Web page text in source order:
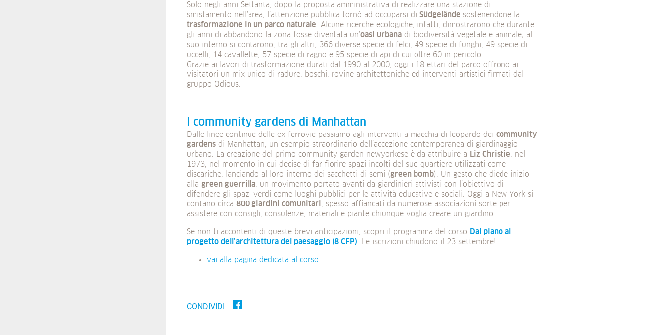
Solo negli anni Settanta, dopo la proposta amministrativa di realizzare una stazione di
smistamento nell’area, l’attenzione pubblica tornò ad occuparsi di Südgelände sostenendone la
trasformazione in un parco naturale. Alcune ricerche ecologiche, infatti, dimostrarono che durante
gli anni di abbandono la zona fosse diventata un’oasi urbana di biodiversità vegetale e animale; al
suo interno si contarono, tra gli altri, 366 diverse specie di felci, 49 specie di funghi, 49 specie di
uccelli, 14 cavallette, 57 specie di ragno e 95 specie di api di cui oltre 60 in pericolo.
Grazie ai lavori di trasformazione durati dal 1990 al 2000, oggi i 18 ettari del parco offrono ai
visitatori un mix unico di radure, boschi, rovine architettoniche ed interventi artistici firmati dal
gruppo Odious.
I community gardens di Manhattan
Dalle linee continue delle ex ferrovie passiamo agli interventi a macchia di leopardo dei community
gardens di Manhattan, un esempio straordinario dell’accezione contemporanea di giardinaggio
urbano. La creazione del primo community garden newyorkese è da attribuire a Liz Christie, nel
1973, nel momento in cui decise di far fiorire spazi incolti del suo quartiere utilizzati come
discariche, lanciando al loro interno dei sacchetti di semi (green bomb). Un gesto che diede inizio
alla green guerrilla, un movimento portato avanti da giardinieri attivisti con l’obiettivo di
difendere gli spazi verdi come luoghi pubblici per le attività educative e sociali. Oggi a New York si
contano circa 800 giardini comunitari, spesso affiancati da numerose associazioni sorte per
assistere con consigli, consulenze, materiali e piante chiunque voglia creare un giardino.
Se non ti accontenti di queste brevi anticipazioni, scopri il programma del corso Dal piano al
progetto dell’architettura del paesaggio (8 CFP). Le iscrizioni chiudono il 23 settembre!
vai alla pagina dedicata al corso
CONDIVIDI